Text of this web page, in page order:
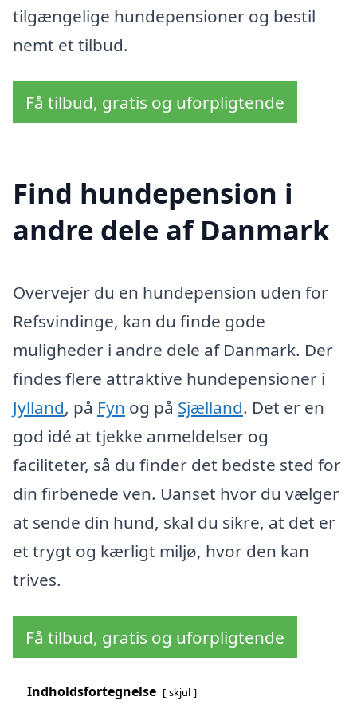
tilgængelige hundepensioner og bestil
nemt et tilbud.
Få tilbud, gratis og uforpligtende
Find hundepension i
andre dele af Danmark
Overvejer du en hundepension uden for
Refsvindinge, kan du finde gode
muligheder i andre dele af Danmark. Der
findes flere attraktive hundepensioner i
Jylland, på Fyn og på Sjælland. Det er en
god idé at tjekke anmeldelser og
faciliteter, så du finder det bedste sted for
din firbenede ven. Uanset hvor du vælger
at sende din hund, skal du sikre, at det er
et trygt og kærligt miljø, hvor den kan
trives.
Få tilbud, gratis og uforpligtende
Indholdsfortegnelse skjul